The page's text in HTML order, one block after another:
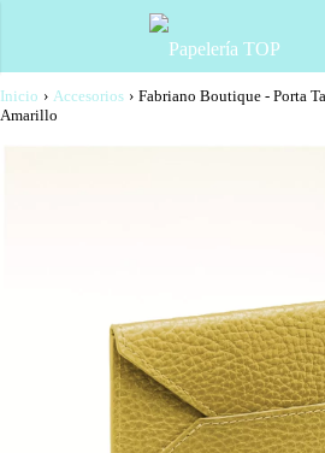
Inicio › Accesorios › Fabriano Boutique - Porta
Amarillo